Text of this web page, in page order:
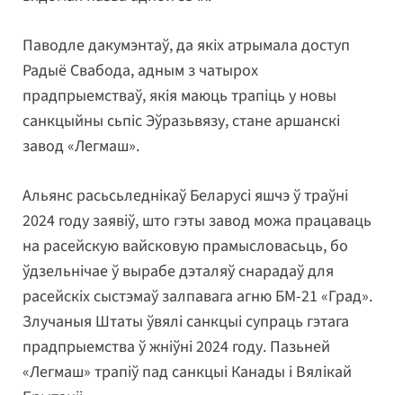
Паводле дакумэнтаў, да якіх атрымала доступ
Радыё Свабода, адным з чатырох
прадпрыемстваў, якія маюць трапіць у новы
санкцыйны сьпіс Эўразьвязу, стане аршанскі
завод «Легмаш».
Альянс расьсьледнікаў Беларусі яшчэ ў траўні
2024 году заявіў, што гэты завод можа працаваць
на расейскую вайсковую прамысловасьць, бо
ўдзельнічае ў вырабе дэталяў снарадаў для
расейскіх сыстэмаў залпавага агню БМ-21 «Град».
Злучаныя Штаты ўвялі санкцыі супраць гэтага
прадпрыемства ў жніўні 2024 году. Пазьней
«Легмаш» трапіў пад санкцыі Канады і Вялікай